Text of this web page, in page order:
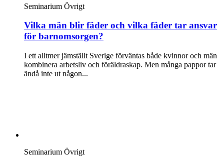
Seminarium Övrigt
Vilka män blir fäder och vilka fäder tar ansvar
för barnomsorgen?
I ett alltmer jämställt Sverige förväntas både kvinnor och män
kombinera arbetsliv och föräldraskap. Men många pappor tar
ändå inte ut någon...
Seminarium Övrigt